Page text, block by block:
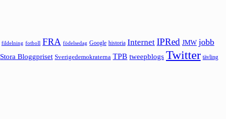
fildelning fotboll FRA födelsedag Google historia Internet IPRed JMW jobb
Stora Bloggpriset Sverigedemokraterna TPB tweepblogs Twitter tävling